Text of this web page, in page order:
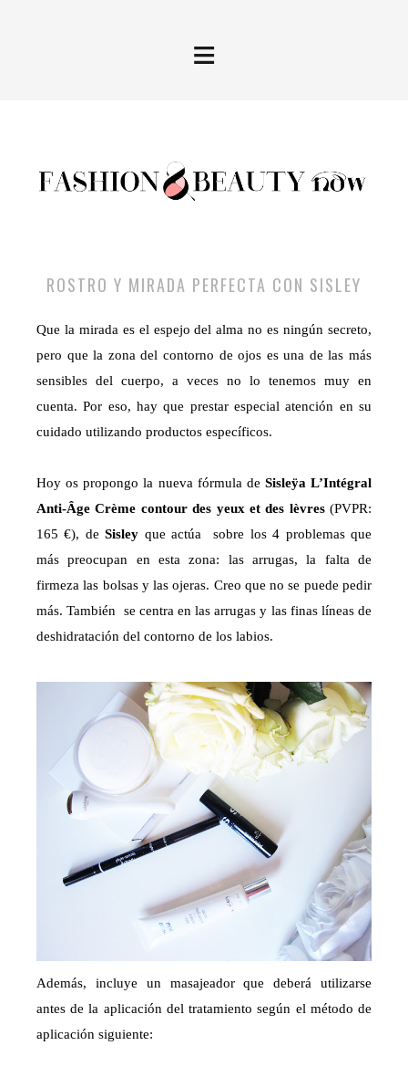
≡
ROSTRO Y MIRADA PERFECTA CON SISLEY
Que la mirada es el espejo del alma no es ningún secreto,
pero que la zona del contorno de ojos es una de las más
sensibles del cuerpo, a veces no lo tenemos muy en
cuenta. Por eso, hay que prestar especial atención en su
cuidado utilizando productos específicos.
Hoy os propongo la nueva fórmula de Sisleÿa L’Intégral
Anti-Âge Crème contour des yeux et des lèvres(PVPR:
165 €), deSisley que actúa sobre los 4 problemas que
más preocupan en esta zona: las arrugas, la falta de
firmeza las bolsas y las ojeras. Creo que no se puede pedir
más. También se centra en las arrugas y las finas líneas de
deshidratación del contorno de los labios.
Además, incluye un masajeador que deberá utilizarse
antes de la aplicación del tratamiento según el método de
aplicación siguiente: